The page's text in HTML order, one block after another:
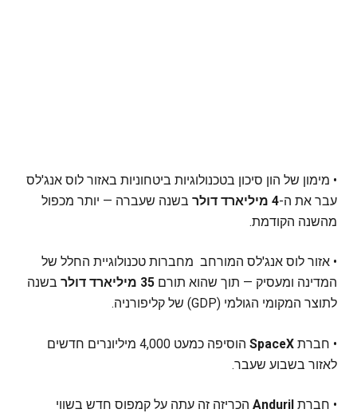
• מימון של הון סיכון בטכנולוגיות ביטחוניות באזור לוס אנג'לס
עבר את ה-4 מיליארד דולר
בשנה שעברה — יותר מכפול
מהשנה הקודמת.
• אזור לוס אנג'לס המורחב מחברות טכנולוגיית החלל של
המדינה ומעסיק — תוך שהוא תורם 35 מיליארד דולר
בשנה
לתוצר המקומי הגולמי (GDP) של קליפורניה.
• חברת SpaceX
הוסיפה כמעט 4,000 מיליונרים חדשים
לאזור בשבוע שעבר.
• חברת Anduril הכריזה זה עתה על קמפוס חדש בשווי